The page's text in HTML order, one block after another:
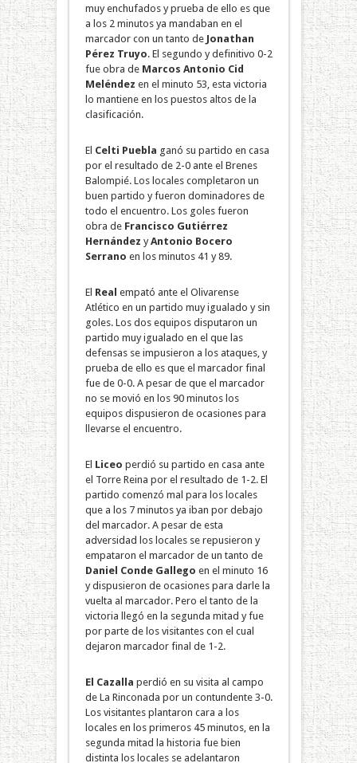
muy enchufados y prueba de ello es que
a los 2 minutos ya mandaban en el
marcador con un tanto de Jonathan
Pérez Truyo. El segundo y definitivo 0-2
fue obra de Marcos Antonio Cid
Meléndez en el minuto 53, esta victoria
lo mantiene en los puestos altos de la
clasificación.
El Celti Puebla ganó su partido en casa
por el resultado de 2-0 ante el Brenes
Balompié. Los locales completaron un
buen partido y fueron dominadores de
todo el encuentro. Los goles fueron
obra de Francisco Gutiérrez
Hernández yAntonio Bocero
Serrano en los minutos 41 y 89.
El Real empató ante el Olivarense
Atlético en un partido muy igualado y sin
goles. Los dos equipos disputaron un
partido muy igualado en el que las
defensas se impusieron a los ataques, y
prueba de ello es que el marcador final
fue de 0-0. A pesar de que el marcador
no se movió en los 90 minutos los
equipos dispusieron de ocasiones para
llevarse el encuentro.
El Liceo perdió su partido en casa ante
el Torre Reina por el resultado de 1-2. El
partido comenzó mal para los locales
que a los 7 minutos ya iban por debajo
del marcador. A pesar de esta
adversidad los locales se repusieron y
empataron el marcador de un tanto de
Daniel Conde Gallego en el minuto 16
y dispusieron de ocasiones para darle la
vuelta al marcador. Pero el tanto de la
victoria llegó en la segunda mitad y fue
por parte de los visitantes con el cual
dejaron marcador final de 1-2.
El Cazalla perdió en su visita al campo
de La Rinconada por un contundente 3-0.
Los visitantes plantaron cara a los
locales en los primeros 45 minutos, en la
segunda mitad la historia fue bien
distinta los locales se adelantaron